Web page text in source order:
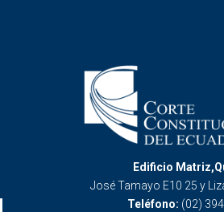
Edificio
José Tamayo E10 25 y
Teléfono: (02)